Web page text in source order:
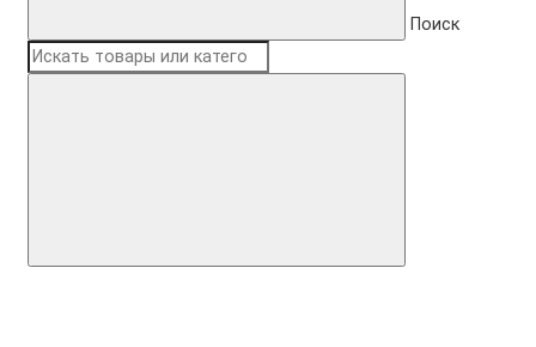
Поиск